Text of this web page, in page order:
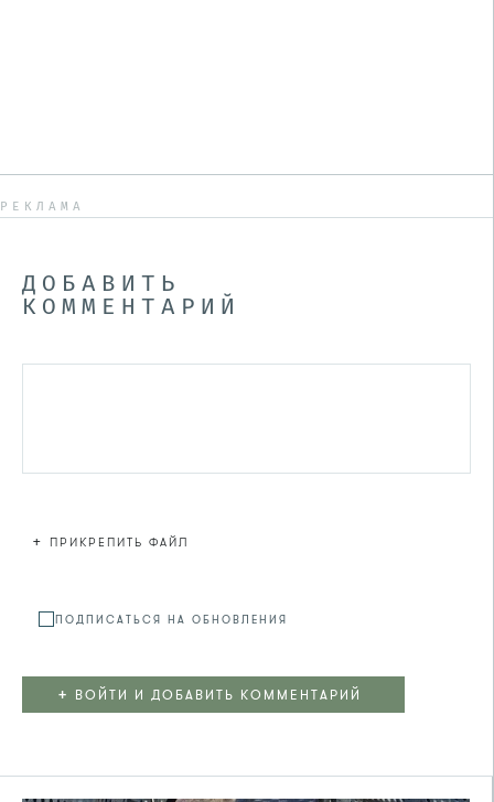
РЕКЛАМА
ДОБАВИТЬ
КОММЕНТАРИЙ
+ ПРИКРЕПИТЬ ФАЙЛ
ПОДПИСАТЬСЯ НА ОБНОВЛЕНИЯ
+ ВОЙТИ И ДОБАВИТЬ КОММЕНТАРИЙ